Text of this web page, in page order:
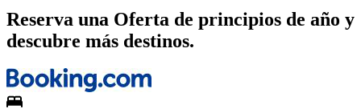
Reserva una Oferta de principios de año y
descubre más destinos.